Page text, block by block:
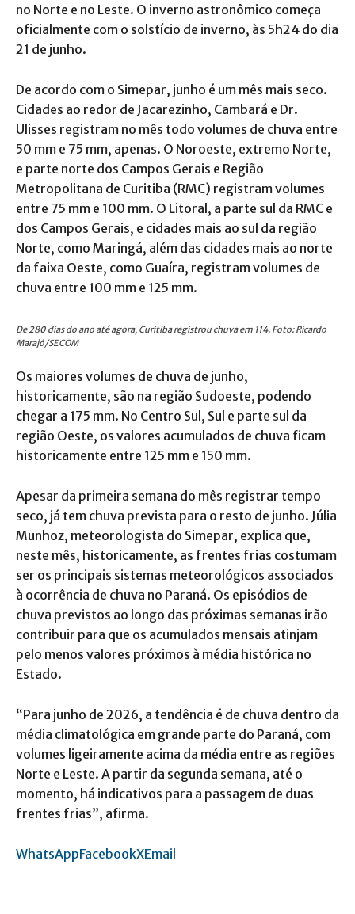
no Norte e no Leste. O inverno astronômico começa
oficialmente com o solstício de inverno, às 5h24 do dia
21 de junho.
De acordo com o Simepar, junho é um mês mais seco.
Cidades ao redor de Jacarezinho, Cambará e Dr.
Ulisses registram no mês todo volumes de chuva entre
50 mm e 75 mm, apenas. O Noroeste, extremo Norte,
e parte norte dos Campos Gerais e Região
Metropolitana de Curitiba (RMC) registram volumes
entre 75 mm e 100 mm. O Litoral, a parte sul da RMC e
dos Campos Gerais, e cidades mais ao sul da região
Norte, como Maringá, além das cidades mais ao norte
da faixa Oeste, como Guaíra, registram volumes de
chuva entre 100 mm e 125 mm.
De 280 dias do ano até agora, Curitiba registrou chuva em 114. Foto: Ricardo
Marajó/SECOM
Os maiores volumes de chuva de junho,
historicamente, são na região Sudoeste, podendo
chegar a 175 mm. No Centro Sul, Sul e parte sul da
região Oeste, os valores acumulados de chuva ficam
historicamente entre 125 mm e 150 mm.
Apesar da primeira semana do mês registrar tempo
seco, já tem chuva prevista para o resto de junho. Júlia
Munhoz, meteorologista do Simepar, explica que,
neste mês, historicamente, as frentes frias costumam
ser os principais sistemas meteorológicos associados
à ocorrência de chuva no Paraná. Os episódios de
chuva previstos ao longo das próximas semanas irão
contribuir para que os acumulados mensais atinjam
pelo menos valores próximos à média histórica no
Estado.
“Para junho de 2026, a tendência é de chuva dentro da
média climatológica em grande parte do Paraná, com
volumes ligeiramente acima da média entre as regiões
Norte e Leste. A partir da segunda semana, até o
momento, há indicativos para a passagem de duas
frentes frias”, afirma.
WhatsAppFacebookXEmail